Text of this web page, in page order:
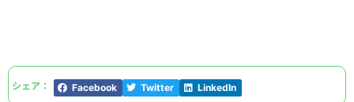
シェア： Facebook Twitter LinkedIn